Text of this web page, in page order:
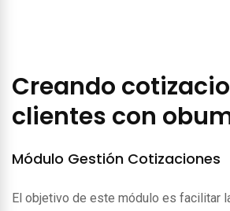
Creando
clientes con
Módulo Gestión Cotizaciones
El objetivo de este módulo es facilitar